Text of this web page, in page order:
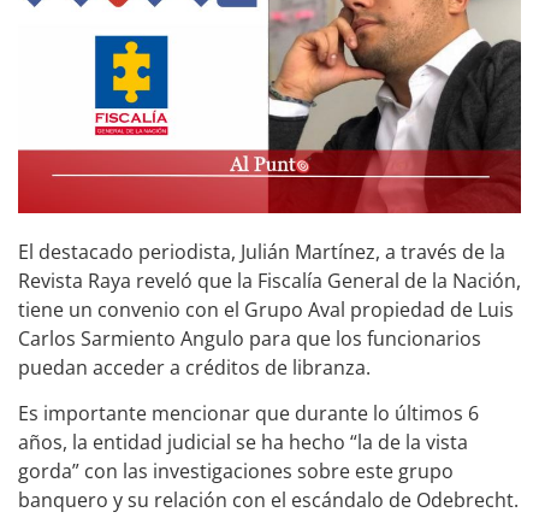
El destacado periodista, Julián Martínez, a través de la
Revista Raya reveló que la Fiscalía General de la Nación,
tiene un convenio con el Grupo Aval propiedad de Luis
Carlos Sarmiento Angulo para que los funcionarios
puedan acceder a créditos de libranza.
Es importante mencionar que durante lo últimos 6
años, la entidad judicial se ha hecho “la de la vista
gorda” con las investigaciones sobre este grupo
banquero y su relación con el escándalo de Odebrecht.